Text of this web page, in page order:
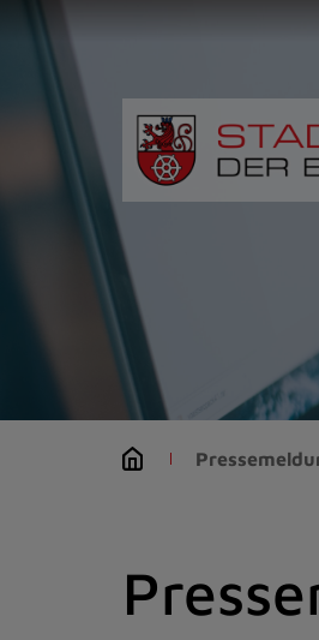
(Schnelltaste
Zum
Seitenanfang
springen
(Schnelltaste
Navigation/Menü
(Schnelltaste
Zur